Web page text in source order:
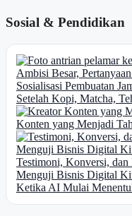
Sosial & Pendidikan
Ambisi Besar,
Sosialisasi Pembuatan
Setelah Kopi, Matcha,
Konten yang Menjadi
Testimoni, Konversi,
Menguji Bisnis Digital
Ketika AI Mulai